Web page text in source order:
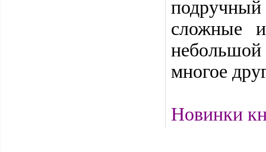
подручный
сложные
многое
Новинки